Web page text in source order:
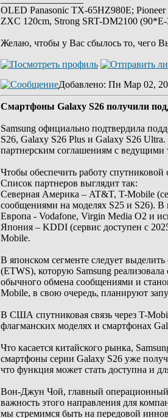
OLED Panasonic TX-65HZ980E;
ZXC 120cm, Strong SRT-DM2100
Желаю, чтобы у Вас сбылось то, чего
Добавлено: Пн Мар 02,
Смартфоны Galaxy S26 получили
Samsung официально подтвердила
S26, Galaxy S26 Plus и Galaxy S26
партнерским соглашениям с
Чтобы обеспечить работу спутниковой
Список партнеров выглядит так:
Северная Америка – AT&T, T-Mobile
сообщениями на моделях S25 и S26).
Европа - Vodafone, Virgin Media O2 и
Япония – KDDI (сервис доступен с
Mobile.
В японском сегменте следует
(ETWS), которую Samsung
обычного обмена сообщениями и
Mobile, в свою очередь, планируют
В США спутниковая связь через T-
флагманских моделях и смартфонах
Что касается китайского рынка,
смартфоны серии Galaxy S26 уже
что функция может стать доступна и
Вон-Джун Чой, главный операционный
важность этого направления для
мы стремимся быть на передовой